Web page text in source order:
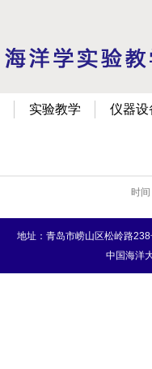
实验教学 仪器设
时
地址：青岛市崂山区松岭路
中国海洋